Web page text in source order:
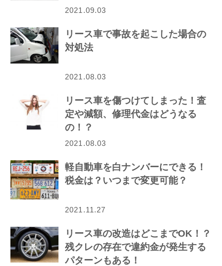
2021.09.03
リース車で事故を起こした場合の
対処法
2021.08.03
リース車を傷つけてしまった！査
定や減額、修理代金はどうなる
の！？
2021.08.03
軽自動車を白ナンバーにできる！
税金は？いつまで変更可能？
2021.11.27
リース車の改造はどこまでOK！？
残クレの存在で違約金が発生する
パターンもある！